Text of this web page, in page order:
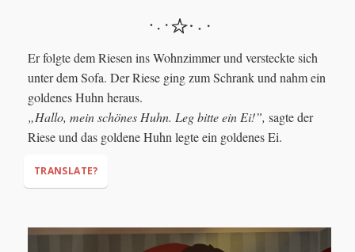
Er folgte dem Riesen ins Wohnzimmer und versteckte sich
unter dem Sofa. Der Riese ging zum Schrank und nahm ein
goldenes Huhn heraus.
„Hallo, mein schönes Huhn. Leg bitte ein Ei!”, sagte der
Riese und das goldene Huhn legte ein goldenes Ei.
TRANSLATE?